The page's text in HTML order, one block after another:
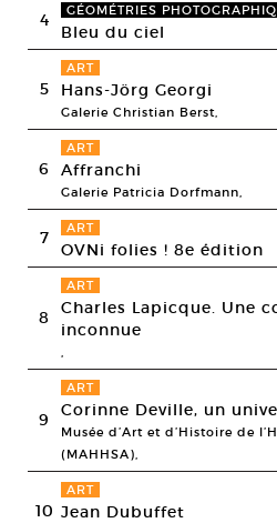
4 GÉOMÉTRIES
Bleu du ciel
5
ART
Hans-Jörg Georgi
Galerie Christian Berst,
6
ART
Affranchi
Galerie Patricia Dorfmann,
7 ART
OVNi folies ! 8e édition
8
ART
Charles Lapicque. Une
inconnue
,
9
ART
Corinne Deville, un
Musée d’Art et d’Histoire de
(MAHHSA),
10
ART
Jean Dubuffet